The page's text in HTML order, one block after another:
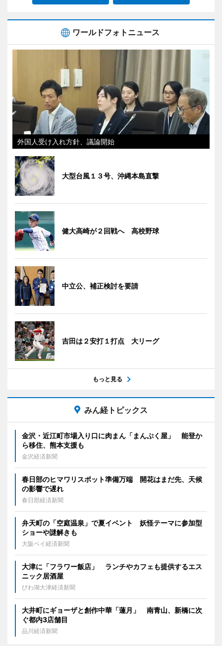
ワールドフォトニュース
外国人受け入れ方針、議論開始
大型台風１３号、沖縄本島直撃
健大高崎が２回戦へ 高校野球
中立公、補正検討を要請
吉田は２安打１打点 大リーグ
もっと見る
みん経トピックス
金沢・近江町市場入り口に肉まん「まんぷく屋」 能登か
ら移住、熊本支援も
金沢経済新聞
春日部のヒマワリスポット準備万端 開花はまだ先、天候
の影響で遅れ
春日部経済新聞
弁天町の「空庭温泉」で夏イベント 妖怪テーマに参加型
ショーや謎解きも
大阪ベイ経済新聞
大津に「フラワー飯店」 ランチやカフェも提供するエス
ニック居酒屋
びわ湖大津経済新聞
大井町にギョーザと創作中華「蓮月」 南青山、新橋に次
ぐ都内3店舗目
品川経済新聞